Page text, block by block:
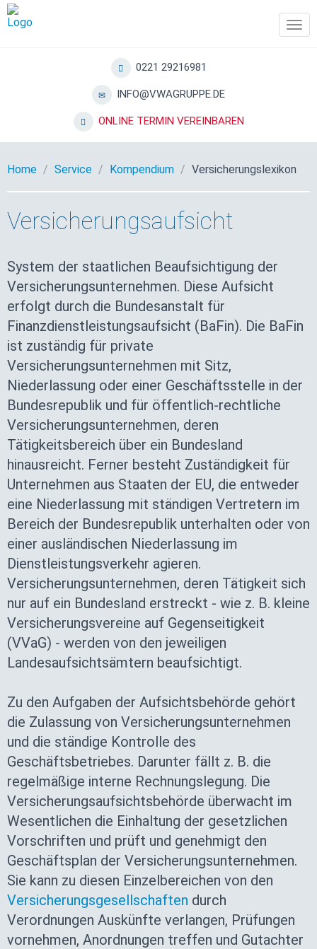
0221 29216981
INFO@VWAGRUPPE.DE
ONLINE TERMIN VEREINBAREN
Home Service Kompendium Versicherungslexikon
Versicherungsaufsicht
System der staatlichen Beaufsichtigung der
Versicherungsunternehmen. Diese Aufsicht
erfolgt durch die Bundesanstalt für
Finanzdienstleistungsaufsicht (BaFin). Die BaFin
ist zuständig für private
Versicherungsunternehmen mit Sitz,
Niederlassung oder einer Geschäftsstelle in der
Bundesrepublik und für öffentlich-rechtliche
Versicherungsunternehmen, deren
Tätigkeitsbereich über ein Bundesland
hinausreicht. Ferner besteht Zuständigkeit für
Unternehmen aus Staaten der EU, die entweder
eine Niederlassung mit ständigen Vertretern im
Bereich der Bundesrepublik unterhalten oder von
einer ausländischen Niederlassung im
Dienstleistungsverkehr agieren.
Versicherungsunternehmen, deren Tätigkeit sich
nur auf ein Bundesland erstreckt - wie z. B. kleine
Versicherungsvereine auf Gegenseitigkeit
(VVaG) - werden von den jeweiligen
Landesaufsichtsämtern beaufsichtigt.
Zu den Aufgaben der Aufsichtsbehörde gehört
die Zulassung von Versicherungsunternehmen
und die ständige Kontrolle des
Geschäftsbetriebes. Darunter fällt z. B. die
regelmäßige interne Rechnungslegung. Die
Versicherungsaufsichtsbehörde überwacht im
Wesentlichen die Einhaltung der gesetzlichen
Vorschriften und prüft und genehmigt den
Geschäftsplan der Versicherungsunternehmen.
Sie kann zu diesen Einzelbereichen von den
Versicherungsgesellschaften durch
Verordnungen Auskünfte verlangen, Prüfungen
vornehmen, Anordnungen treffen und Gutachter